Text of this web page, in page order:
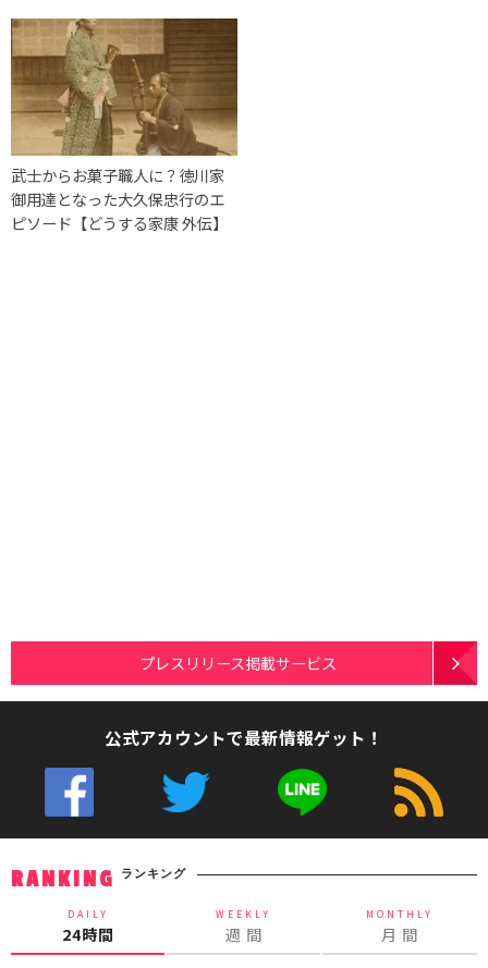
武士からお菓子職人に？徳川家
御用達となった大久保忠行のエ
ピソード【どうする家康 外伝】
プレスリリース掲載サービス
公式アカウントで最新情報ゲット！
RANKING ランキング
DAILY
24時間
WEEKLY
週 間
MONTHLY
月 間